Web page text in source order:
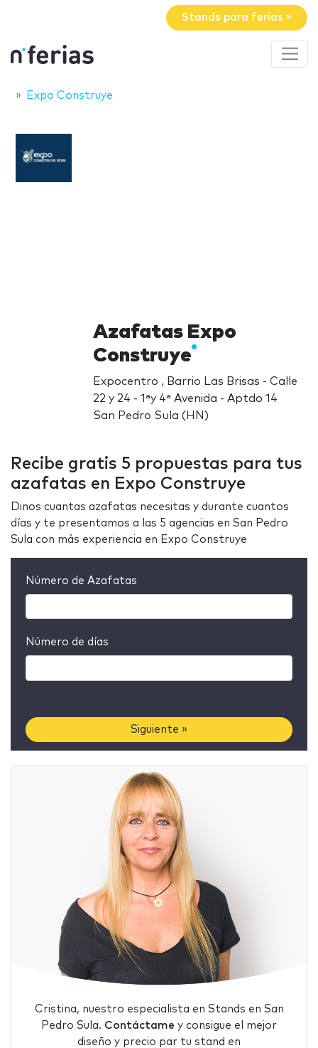
Stands para ferias »
Expo Construye
Azafatas Expo
Construye
Expocentro , Barrio Las Brisas - Calle
22 y 24 - 1ªy 4ª Avenida - Aptdo 14
San Pedro Sula (HN)
Recibe gratis 5 propuestas para tus
azafatas en Expo Construye
Dinos cuantas azafatas necesitas y durante cuantos
días y te presentamos a las 5 agencias en San Pedro
Sula con más experiencia en Expo Construye
Número de Azafatas
Número de días
Siguiente »
Cristina, nuestro especialista en Stands en San
Pedro Sula. Contáctame y consigue el mejor
diseño y precio par tu stand en